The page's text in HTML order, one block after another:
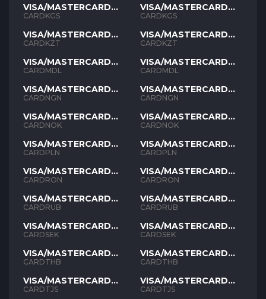
VISA/MASTERCARD
KGS
CARDKGS
VISA/MASTERCARD
KZT
CARDKZT
VISA/MASTERCARD
MDL
CARDMDL
VISA/MASTERCARD
NGN
CARDNGN
VISA/MASTERCARD
NOK
CARDNOK
VISA/MASTERCARD
PLN
CARDPLN
VISA/MASTERCARD
RON
CARDRON
VISA/MASTERCARD
RUB
CARDRUB
VISA/MASTERCARD
SEK
CARDSEK
VISA/MASTERCARD
THB
CARDTHB
VISA/MASTERCARD
TJS
CARDTJS
VISA/MASTERCARD
KGS
CARDKGS
VISA/MASTERCARD
KZT
CARDKZT
VISA/MASTERCARD
MDL
CARDMDL
VISA/MASTERCARD
NGN
CARDNGN
VISA/MASTERCARD
NOK
CARDNOK
VISA/MASTERCARD
PLN
CARDPLN
VISA/MASTERCARD
RON
CARDRON
VISA/MASTERCARD
RUB
CARDRUB
VISA/MASTERCARD
SEK
CARDSEK
VISA/MASTERCARD
THB
CARDTHB
VISA/MASTERCARD
TJS
CARDTJS